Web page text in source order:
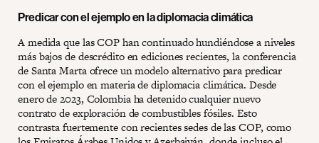
Predicar con el ejemplo en la diplomacia climática
A medida que las COP han continuado hundiéndose a niveles
más bajos de descrédito en ediciones recientes, la conferencia
de Santa Marta ofrece un modelo alternativo para predicar
con el ejemplo en materia de diplomacia climática. Desde
enero de 2023, Colombia ha detenido cualquier nuevo
contrato de exploración de combustibles fósiles. Esto
contrasta fuertemente con recientes sedes de las COP, como